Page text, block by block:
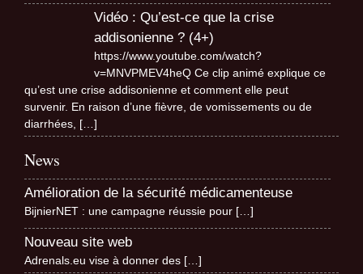
Vidéo : Qu’est-ce que la crise
addisonienne ? (4+)
https://www.youtube.com/watch?
v=MNVPMEV4heQ Ce clip animé explique ce
qu’est une crise addisonienne et comment elle peut
survenir. En raison d’une fièvre, de vomissements ou de
diarrhées, […]
News
Amélioration de la sécurité médicamenteuse
BijnierNET : une campagne réussie pour […]
Nouveau site web
Adrenals.eu vise à donner des […]